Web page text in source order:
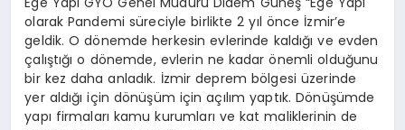
olarak Pandemi süreciyle birlikte 2 yıl önce İzmir’e
geldik. O dönemde herkesin evlerinde kaldığı ve evden
çalıştığı o dönemde, evlerin ne kadar önemli olduğunu
bir kez daha anladık. İzmir deprem bölgesi üzerinde
yer aldığı için dönüşüm için açılım yaptık. Dönüşümde
yapı firmaları kamu kurumları ve kat maliklerinin de